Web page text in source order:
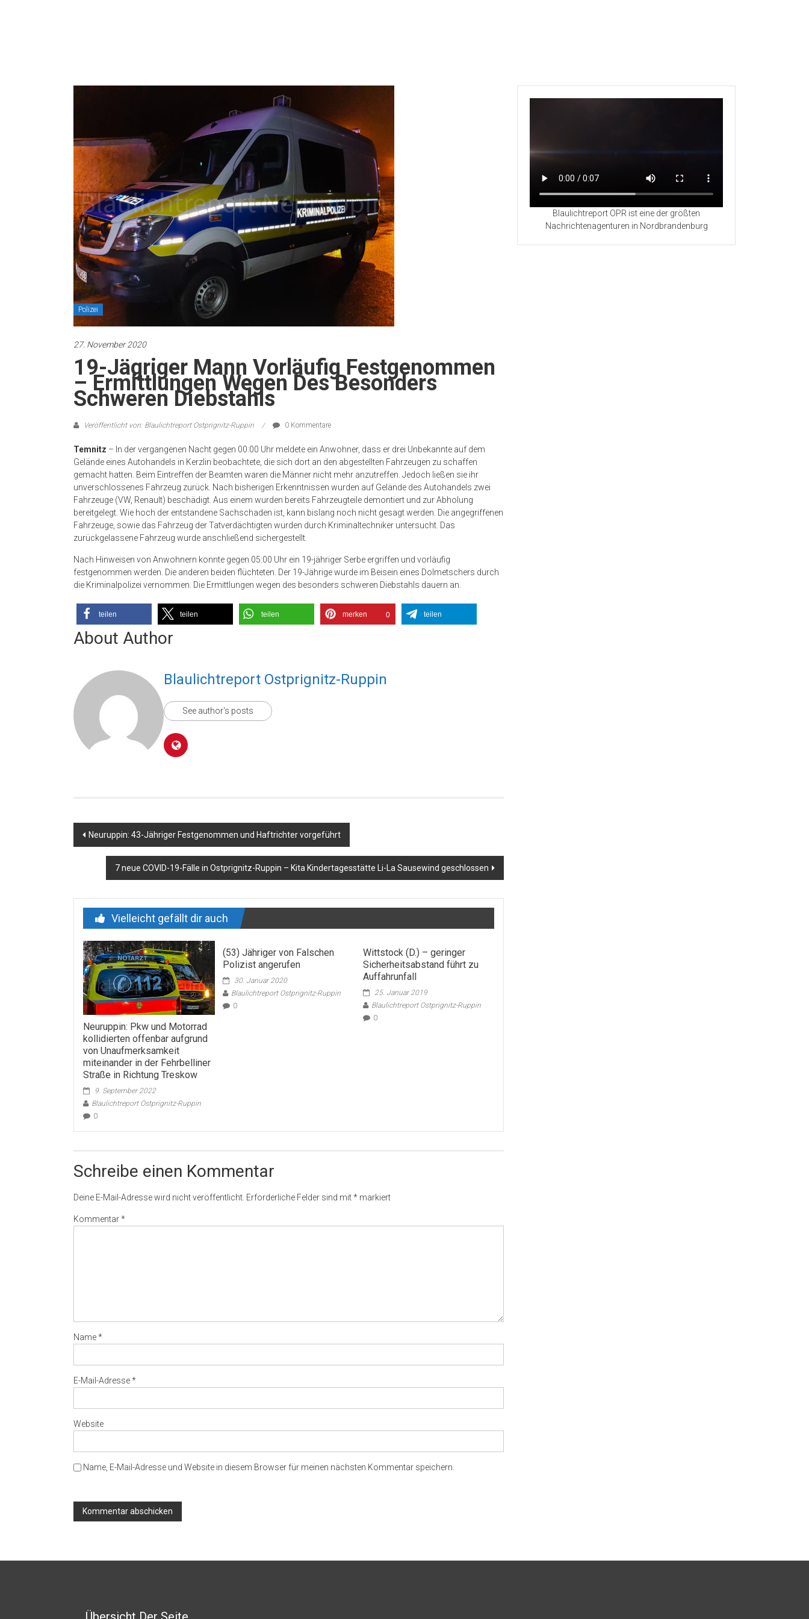
Polizei
27. November 2020
19-Jägriger Mann Vorläufig Festgenommen
– Ermittlungen Wegen Des Besonders
Schweren Diebstahls
Veröffentlicht von: Blaulichtreport Ostprignitz-Ruppin 0 Kommentare
Temnitz – In der vergangenen Nacht gegen 00:00 Uhr meldete ein Anwohner, dass er drei Unbekannte auf dem
Gelände eines Autohandels in Kerzlin beobachtete, die sich dort an den abgestellten Fahrzeugen zu schaffen
gemacht hatten. Beim Eintreffen der Beamten waren die Männer nicht mehr anzutreffen. Jedoch ließen sie ihr
unverschlossenes Fahrzeug zurück. Nach bisherigen Erkenntnissen wurden auf Gelände des Autohandels zwei
Fahrzeuge (VW, Renault) beschädigt. Aus einem wurden bereits Fahrzeugteile demontiert und zur Abholung
bereitgelegt. Wie hoch der entstandene Sachschaden ist, kann bislang noch nicht gesagt werden. Die angegriffenen
Fahrzeuge, sowie das Fahrzeug der Tatverdächtigten wurden durch Kriminaltechniker untersucht. Das
zurückgelassene Fahrzeug wurde anschließend sichergestellt.
Nach Hinweisen von Anwohnern konnte gegen 05:00 Uhr ein 19-jähriger Serbe ergriffen und vorläufig
festgenommen werden. Die anderen beiden flüchteten. Der 19-Jährige wurde im Beisein eines Dolmetschers durch
die Kriminalpolizei vernommen. Die Ermittlungen wegen des besonders schweren Diebstahls dauern an.
teilen teilen teilen merken 0 teilen
About Author
Blaulichtreport Ostprignitz-Ruppin
See author's posts
Beitragsnavigation
Neuruppin: 43-Jähriger Festgenommen und Haftrichter vorgeführt
7 neue COVID-19-Fälle in Ostprignitz-Ruppin – Kita Kindertagesstätte Li-La Sausewind geschlossen
Vielleicht gefällt dir auch
Neuruppin: Pkw und Motorrad
kollidierten offenbar aufgrund
von Unaufmerksamkeit
miteinander in der Fehrbelliner
Straße in Richtung Treskow
9. September 2022
Blaulichtreport Ostprignitz-Ruppin
0
(53) Jähriger von Falschen
Polizist angerufen
30. Januar 2020
Blaulichtreport Ostprignitz-Ruppin
0
Wittstock (D.) – geringer
Sicherheitsabstand führt zu
Auffahrunfall
25. Januar 2019
Blaulichtreport Ostprignitz-Ruppin
0
Schreibe einen Kommentar
Deine E-Mail-Adresse wird nicht veröffentlicht. Erforderliche Felder sind mit* markiert
Kommentar*
Name*
E-Mail-Adresse*
Website
Name, E-Mail-Adresse und Website in diesem Browser für meinen nächsten Kommentar speichern.
Blaulichtreport OPR ist eine der größten
Nachrichtenagenturen in Nordbrandenburg